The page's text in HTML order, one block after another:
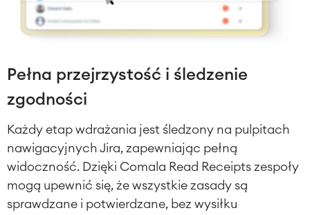
DevOps
Zarządzanie wymaganiami
Programowanie zwinne
Dokumentacja techniczna
pracą
Rejestrowanie i planowanie czasu
Procesy Biznesowe
System zarządzania nauczaniem
(LMS) / eLearning
Rozwiązania ERP
Pełna przejrzystość i śledzenie
zgodności
Każdy etap wdrażania jest śledzony na pulpitach
nawigacyjnych Jira, zapewniając pełną
widoczność. Dzięki Comala Read Receipts zespoły
mogą upewnić się, że wszystkie zasady są
sprawdzane i potwierdzane, bez wysiłku